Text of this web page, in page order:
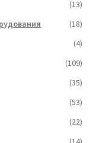
(13)
(18)
(4)
(109)
(35)
(53)
(22)